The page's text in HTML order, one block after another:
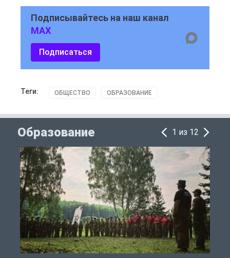
Подписывайтесь на наш канал
MAX
Подписаться
Теги: ОБЩЕСТВО ОБРАЗОВАНИЕ
Образование 1 из 12